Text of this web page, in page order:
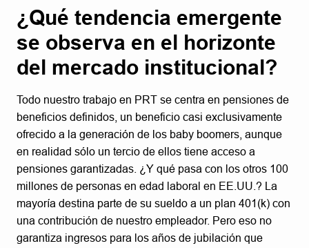
¿Qué tendencia emergente
se observa en el horizonte
del mercado institucional?
Todo nuestro trabajo en PRT se centra en pensiones de
beneficios definidos, un beneficio casi exclusivamente
ofrecido a la generación de los baby boomers, aunque
en realidad sólo un tercio de ellos tiene acceso a
pensiones garantizadas. ¿Y qué pasa con los otros 100
millones de personas en edad laboral en EE.UU.? La
mayoría destina parte de su sueldo a un plan 401(k) con
una contribución de nuestro empleador. Pero eso no
garantiza ingresos para los años de jubilación que